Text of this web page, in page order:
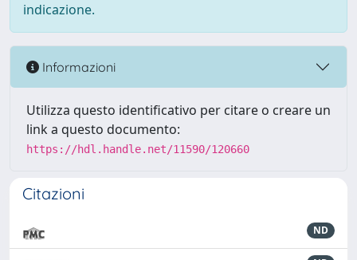
indicazione.
Informazioni
Utilizza questo identificativo per citare o creare un
link a questo documento:
https://hdl.handle.net/11590/120660
Citazioni
ND